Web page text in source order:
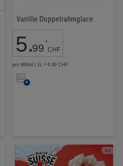
Vanille Doppelrahmglace
5.99 *
CHF
pro 900ml | 1L = 6.66 CHF
Auf